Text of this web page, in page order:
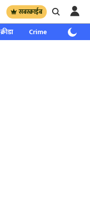
सबस्क्राईब
क्रीडा Crime साप्ताहिक